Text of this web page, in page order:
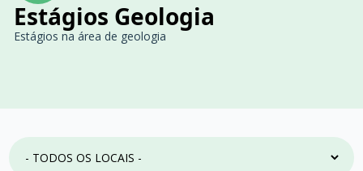
Estágios Geologia
Estágios na área de geologia